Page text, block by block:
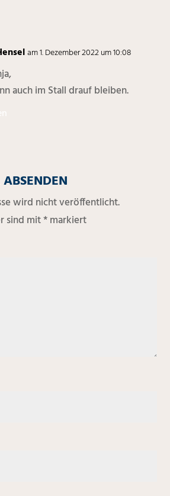
am 1. Dezember 2022 um 10:08
auch im Stall drauf bleiben.
wird nicht veröffentlicht.
sind mit*markiert